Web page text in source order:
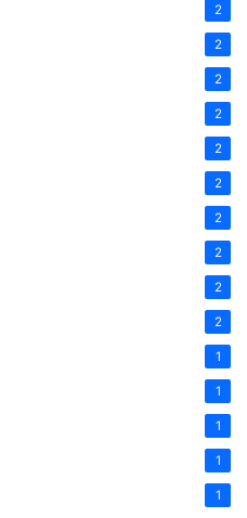
2
2
2
2
2
2
2
2
2
2
1
1
1
1
1